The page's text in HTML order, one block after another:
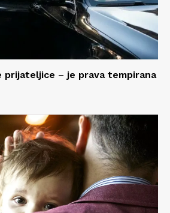
prijateljice – je prava tempirana